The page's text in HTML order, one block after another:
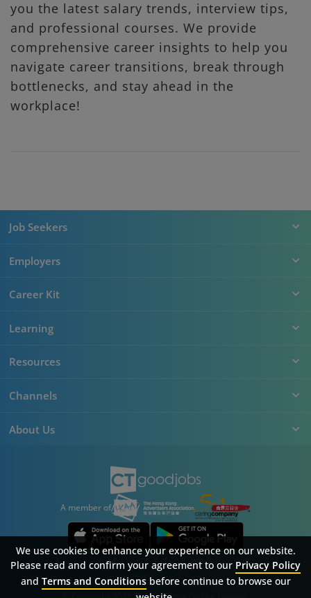
you the latest salary trends, interview tips,
and professional courses. We provide
comprehensive career insights to help you
navigate career transitions, break through
bottlenecks, and stay ahead in the
workplace!
Job Seekers
Employers
Career Kit
Learning
Resources
Channels
About Us
A member of
SitemapFAQPrivacy PolicyTerms & Conditions
We use cookies to enhance your experience on our website.
Please read and confirm your agreement to our Privacy Policy
and Terms and Conditionsbefore continue to browse our